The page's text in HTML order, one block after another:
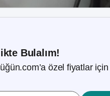
Bulalım!
özel fiyatlar için